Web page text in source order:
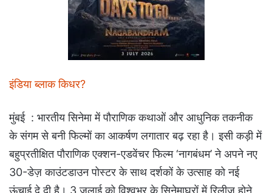
इंडिया ब्लाक किधर?
मुंबई : भारतीय सिनेमा में पौराणिक कथाओं और आधुनिक तकनीक
के संगम से बनी फिल्मों का आकर्षण लगातार बढ़ रहा है। इसी कड़ी में
बहुप्रतीक्षित पौराणिक एक्शन-एडवेंचर फिल्म ‘नागबंधम’ ने अपने नए
30-डेज़ काउंटडाउन पोस्टर के साथ दर्शकों के उत्साह को नई
ऊंचाई दे दी है। 3 जुलाई को विश्वभर के सिनेमाघरों में रिलीज होने